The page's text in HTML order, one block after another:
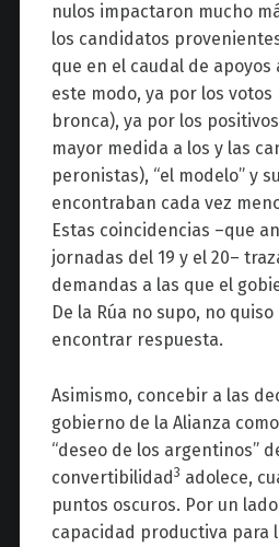
nulos impactaron mucho
los candidatos
que en el caudal de apoyos
este modo, ya por los
bronca), ya por los
mayor medida a los y las
peronistas), “el modelo” y
encontraban cada vez
Estas coincidencias –que
jornadas del 19 y el 20–
demandas a las que el
De la Rúa no supo, no
encontrar respuesta.
Asimismo, concebir a las
gobierno de la Alianza
“deseo de los argentinos”
convertibilidad 3 adolece,
puntos oscuros. Por un
capacidad productiva para